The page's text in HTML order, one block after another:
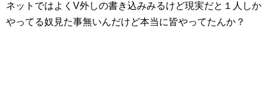
ネットではよくV外しの書き込みみるけど現実だと１人しか
やってる奴見た事無いんだけど本当に皆やってたんか？